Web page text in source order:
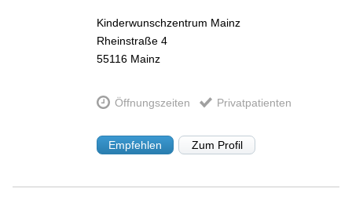
Kinderwunschzentrum Mainz
Rheinstraße 4
55116 Mainz
Öffnungszeiten Privatpatienten
Empfehlen Zum Profil